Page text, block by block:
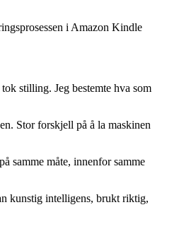
i Amazon Kindle
stilling. Jeg bestemte hva som
Stor forskjell på å la maskinen
samme måte, innenfor samme
kunstig intelligens, brukt riktig,